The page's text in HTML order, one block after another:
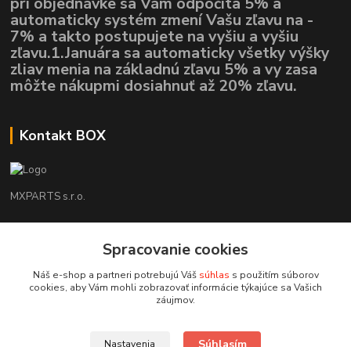
automaticky systém zmení Vašu zľavu na -
7% a takto postupujete na vyšiu a vyšiu
zľavu.1.Januára sa automaticky všetky výšky
zliav menia na základnú zľavu 5% a vy zasa
môžte nákupmi dosiahnuť až 20% zľavu.
Kontakt BOX
MXPARTS s.r.o.
+421948260186
motokrossk@gmail.com
Spracovanie cookies
Náš e-shop a partneri potrebujú Váš súhlas s použitím súborov
cookies, aby Vám mohli zobrazovať informácie týkajúce sa Vašich
záujmov.
Nastavenia